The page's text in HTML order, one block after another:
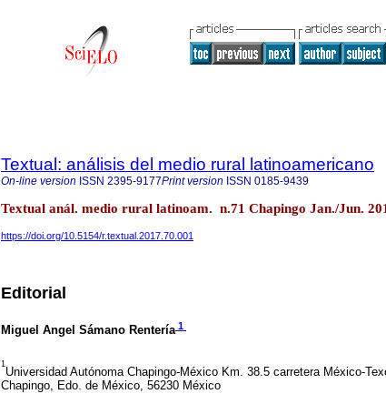
Textual: análisis del medio rural latinoamericano
On-line version ISSN 2395-9177Print version ISSN 0185-9439
Textual anál. medio rural latinoam. n.71 Chapingo Jan./Jun.
https://doi.org/10.5154/r.textual.2017.70.001
Editorial
Miguel Angel Sámano Rentería 1
1
Universidad Autónoma Chapingo-México Km. 38.5 carretera México-
Chapingo, Edo. de México, 56230 México